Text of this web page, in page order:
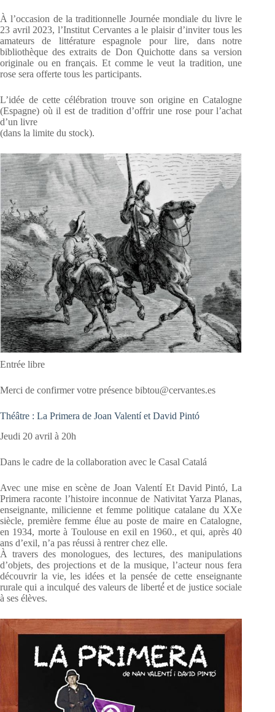
À l’occasion de la traditionnelle Journée mondiale du livre le
23 avril 2023, l’Institut Cervantes a le plaisir d’inviter tous les
amateurs de littérature espagnole pour lire, dans notre
bibliothèque des extraits de Don Quichotte dans sa version
originale ou en français. Et comme le veut la tradition, une
rose sera offerte tous les participants.
L’idée de cette célébration trouve son origine en Catalogne
(Espagne) où il est de tradition d’offrir une rose pour l’achat
d’un livre
(dans la limite du stock).
Entrée libre
Merci de confirmer votre présence bibtou@cervantes.es
Théâtre : La Primera de Joan Valentí et David Pintó
Jeudi 20 avril à 20h
Dans le cadre de la collaboration avec le Casal Catalá
Avec une mise en scène de Joan Valentí Et David Pintó, La
Primera raconte l’histoire inconnue de Nativitat Yarza Planas,
enseignante, milicienne et femme politique catalane du XXe
siècle, première femme élue au poste de maire en Catalogne,
en 1934, morte à Toulouse en exil en 1960., et qui, après 40
ans d’exil, n’a pas réussi à rentrer chez elle.
À travers des monologues, des lectures, des manipulations
d’objets, des projections et de la musique, l’acteur nous fera
découvrir la vie, les idées et la pensée de cette enseignante
rurale qui a inculqué des valeurs de liberté́ et de justice sociale
à ses élèves.